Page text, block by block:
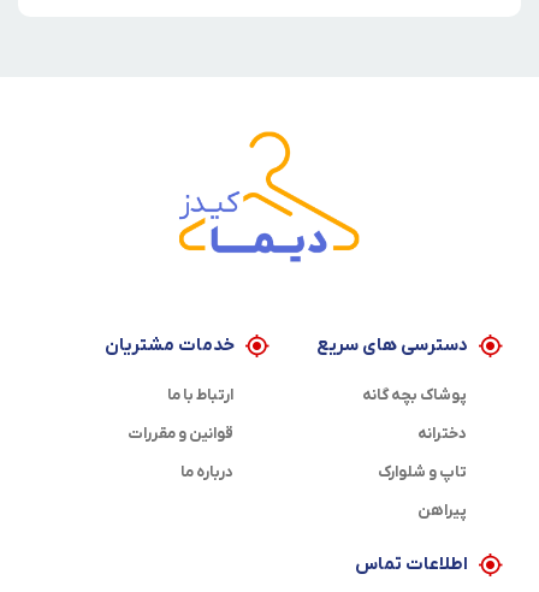
دسترسی های سریع
پوشاک بچه گانه
دخترانه
تاپ و شلوارک
پیراهن
خدمات مشتریان
ارتباط با ما
قوانین و مقررات
درباره ما
اطلاعات تماس